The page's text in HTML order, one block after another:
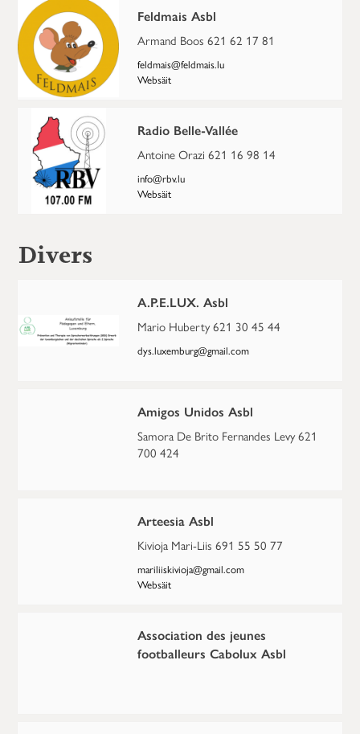
Feldmais Asbl
Armand Boos 621 62 17 81
feldmais@feldmais.lu
Websäit
Radio Belle-Vallée
Antoine Orazi 621 16 98 14
info@rbv.lu
Websäit
Divers
A.P.E.LUX. Asbl
Mario Huberty 621 30 45 44
dys.luxemburg@gmail.com
Amigos Unidos Asbl
Samora De Brito Fernandes Levy 621
700 424
Arteesia Asbl
Kivioja Mari-Liis 691 55 50 77
mariliiskivioja@gmail.com
Websäit
Association des jeunes
footballeurs Cabolux Asbl